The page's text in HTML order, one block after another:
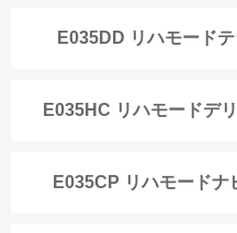
E035DD リハモード
E035HC リハモードデ
E035CP リハモードナ